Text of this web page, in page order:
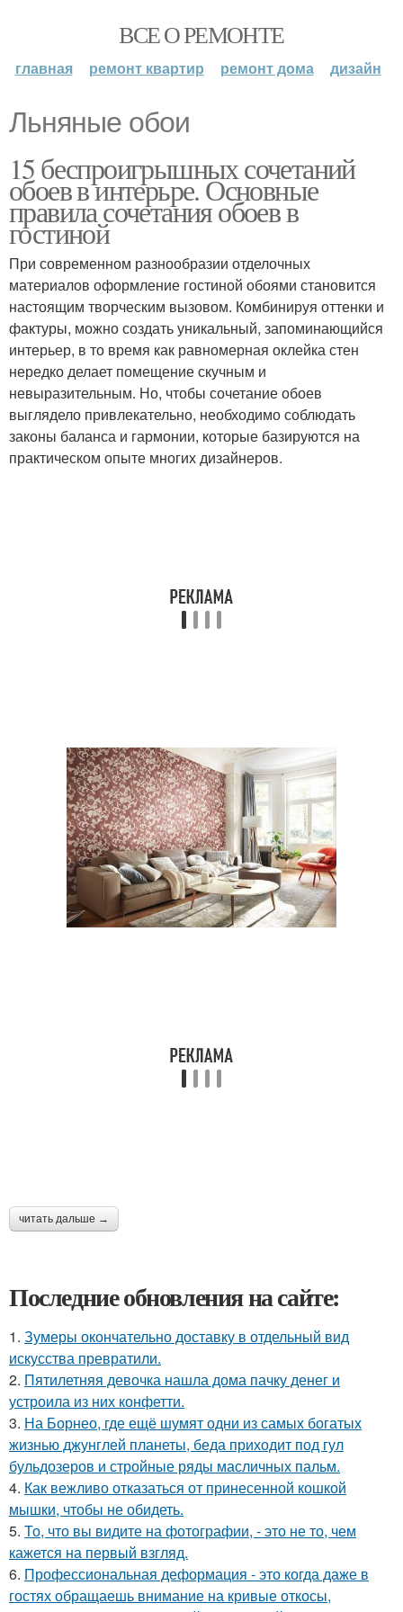
ВСЕ О РЕМОНТЕ
главная ремонт квартир ремонт дома дизайн
Льняные обои
15 беспроигрышных сочетаний
обоев в интерьре. Основные
правила сочетания обоев в
гостиной
При современном разнообразии отделочных
материалов оформление гостиной обоями становится
настоящим творческим вызовом. Комбинируя оттенки и
фактуры, можно создать уникальный, запоминающийся
интерьер, в то время как равномерная оклейка стен
нередко делает помещение скучным и
невыразительным. Но, чтобы сочетание обоев
выглядело привлекательно, необходимо соблюдать
законы баланса и гармонии, которые базируются на
практическом опыте многих дизайнеров.
читать дальше →
Последние обновления на сайте:
1. Зумеры окончательно доставку в отдельный вид
искусства превратили.
2. Пятилетняя девочка нашла дома пачку денег и
устроила из них конфетти.
3. На Борнео, где ещё шумят одни из самых богатых
жизнью джунглей планеты, беда приходит под гул
бульдозеров и стройные ряды масличных пальм.
4. Как вежливо отказаться от принесенной кошкой
мышки, чтобы не обидеть.
5. То, что вы видите на фотографии, - это не то, чем
кажется на первый взгляд.
6. Профессиональная деформация - это когда даже в
гостях обращаешь внимание на кривые откосы,